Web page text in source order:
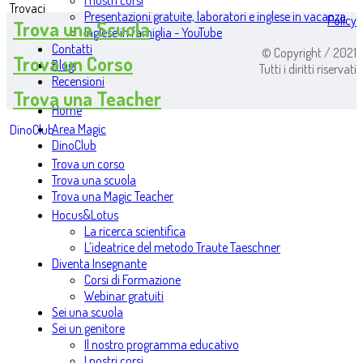
Presentazioni gratuite, laboratori e inglese in vacanza
Inglese in famiglia - YouTube
Contatti
Blog
Recensioni
Home
Area Magic
DinoClub
Trova un corso
Trova una scuola
Trova una Magic Teacher
Hocus&Lotus
La ricerca scientifica
L’ideatrice del metodo Traute Taeschner
Diventa Insegnante
Corsi di Formazione
Webinar gratuiti
Sei una scuola
Sei un genitore
Il nostro programma educativo
Trovaci
Trova una Scuola
Trova un Corso
Trova una Teacher
DinoClub
Policy
© Copyright / 2021
Tutti i diritti riservati